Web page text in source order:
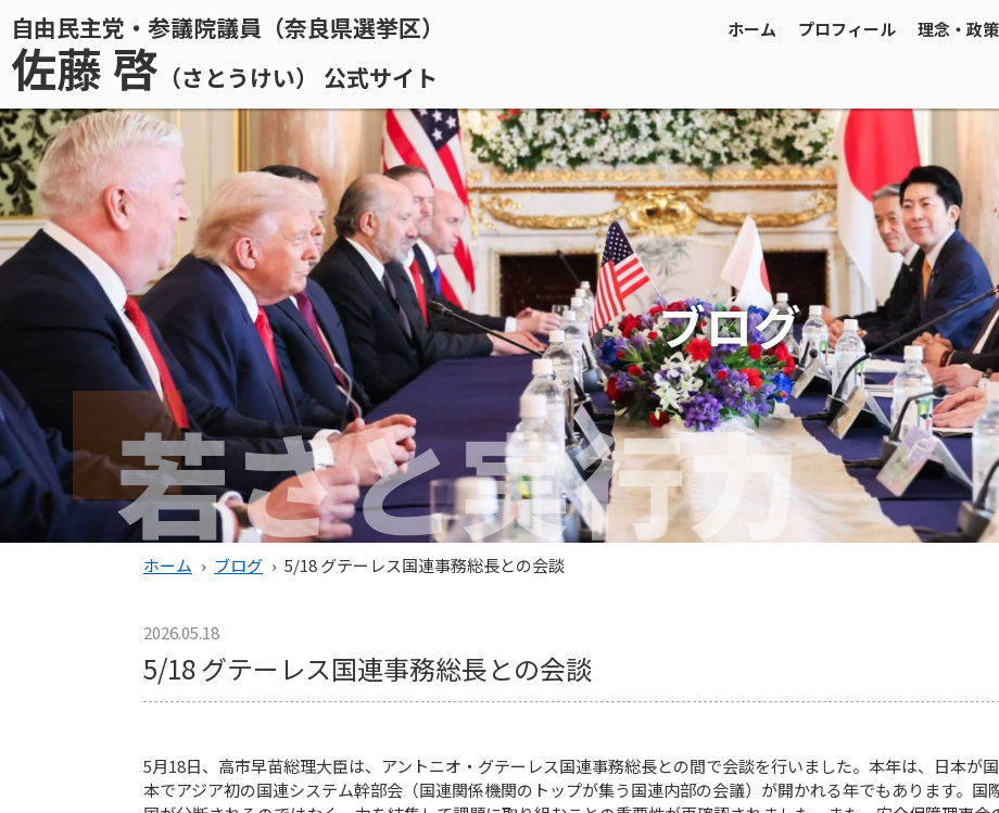
自由民主党・参議院議員（奈良県選挙区）
佐藤 啓 （さとうけい） 公式サイト
ホーム プロフィール 理念・政策
ブログ
若さと実行力
ホーム › ブログ › 5/18 グテーレス国連事務総長との会談
2026.05.18
5/18 グテーレス国連事務総長との会談
5月18日、高市早苗総理大臣は、アントニオ・グテーレス国連事務総長との間で会談を行いました。本年は、日本が
本でアジア初の国連システム幹部会（国連関係機関のトップが集う国連内部の会議）が開かれる年でもあります。国